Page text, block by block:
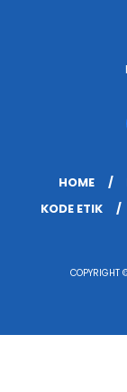
HOME
KODE ETIK
COPYRIGHT